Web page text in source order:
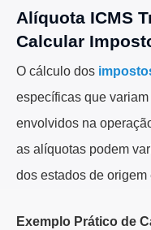
Alíquota ICMS
Calcular
O cálculo dos
específicas que
envolvidos na
as alíquotas podem
dos estados de origem
Exemplo Prático de